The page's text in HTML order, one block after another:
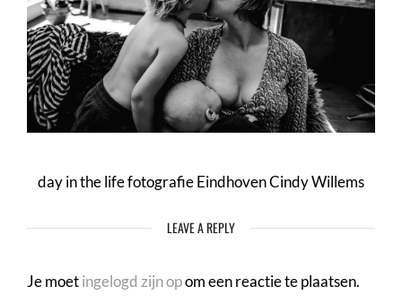
day in the life fotografie Eindhoven Cindy Willems
LEAVE A REPLY
Je moetingelogd zijn opom een reactie te plaatsen.